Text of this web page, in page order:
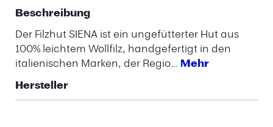
Beschreibung
Der Filzhut SIENA ist ein ungefütterter Hut aus
100% leichtem Wollfilz, handgefertigt in den
italienischen Marken, der Regio… Mehr
Hersteller